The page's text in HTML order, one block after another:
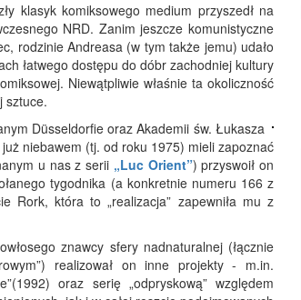
klasyk komiksowego medium przyszedł na
NRD. Zanim jeszcze komunistyczne
rodzinie Andreasa (w tym także jemu) udało
łatwego dostępu do dóbr zachodniej kultury
Niewątpliwie właśnie ta okoliczność
sztuce.
Düsseldorfie oraz Akademii św. Łukasza
niebawem (tj. od roku 1975) mieli zapoznać
u nas z serii „Luc Orient”) przyswoił on
tygodnika (a konkretnie numeru 166 z
Rork, która to „realizacja” zapewniła mu z
znawcy sfery nadnaturalnej (łącznie
realizował on inne projekty - m.in.
oraz serię „odpryskową” względem